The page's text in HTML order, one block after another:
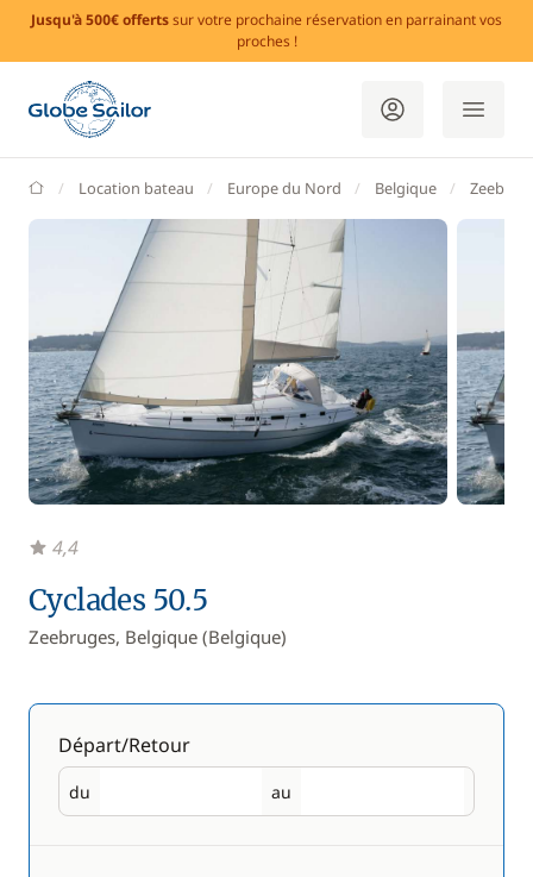
Jusqu'à 500€ offertssur votre prochaine réservation en parrainant vos
proches !
GlobeSailor
Location bateau Europe du Nord Belgique
Cyclades 50.5
Zeebruges, Belgique (Belgique)
4,4
Départ/Retour
du
Départ au
Retour